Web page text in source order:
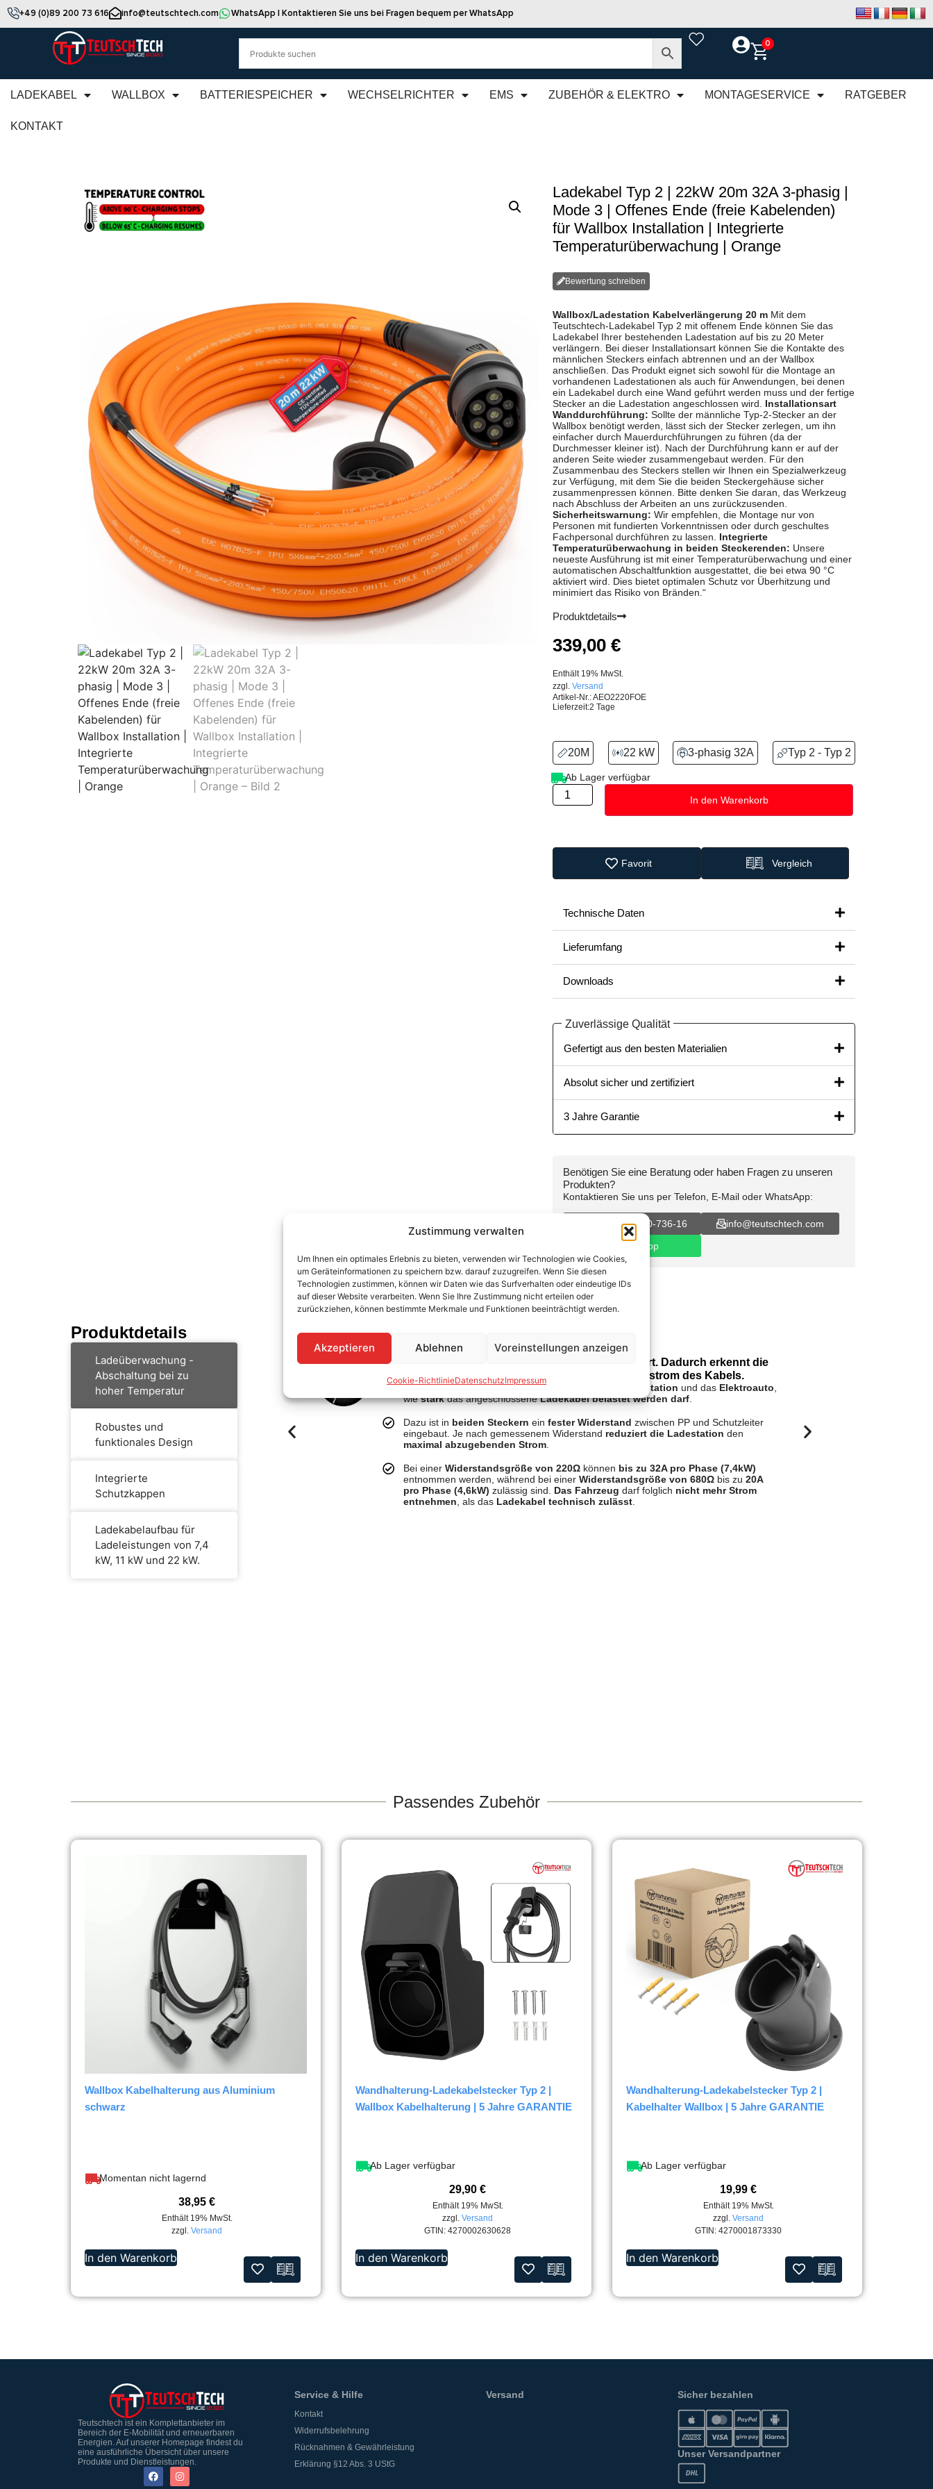
Zustimmung verwalten
Um Ihnen ein optimales Erlebnis zu bieten, verwenden wir Technologien wie Cookies,
um Geräteinformationen zu speichern bzw. darauf zuzugreifen. Wenn Sie diesen
Technologien zustimmen, können wir Daten wie das Surfverhalten oder eindeutige IDs
auf dieser Website verarbeiten. Wenn Sie Ihre Zustimmung nicht erteilen oder
zurückziehen, können bestimmte Merkmale und Funktionen beeinträchtigt werden.
Akzeptieren Ablehnen Voreinstellungen anzeigen
Cookie-RichtlinieDatenschutzImpressum
+49 (0)89 200 73 616 info@teutschtech.com WhatsApp | Kontaktieren Sie uns bei Fragen bequem per WhatsApp
0
LADEKABEL WALLBOX BATTERIESPEICHER WECHSELRICHTER EMS ZUBEHÖR & ELEKTRO MONTAGESERVICE RATGEBER
KONTAKT
Ladekabel Typ 2 | 22kW 20m 32A 3-phasig |
Mode 3 | Offenes Ende (freie Kabelenden)
für Wallbox Installation | Integrierte
Temperaturüberwachung | Orange
Bewertung schreiben
Wallbox/Ladestation Kabelverlängerung 20 m Mit dem
Teutschtech-Ladekabel Typ 2 mit offenem Ende können Sie das
Ladekabel Ihrer bestehenden Ladestation auf bis zu 20 Meter
verlängern. Bei dieser Installationsart können Sie die Kontakte des
männlichen Steckers einfach abtrennen und an der Wallbox
anschließen. Das Produkt eignet sich sowohl für die Montage an
vorhandenen Ladestationen als auch für Anwendungen, bei denen
ein Ladekabel durch eine Wand geführt werden muss und der fertige
Stecker an die Ladestation angeschlossen wird. Installationsart
Wanddurchführung: Sollte der männliche Typ-2-Stecker an der
Wallbox benötigt werden, lässt sich der Stecker zerlegen, um ihn
einfacher durch Mauerdurchführungen zu führen (da der
Durchmesser kleiner ist). Nach der Durchführung kann er auf der
anderen Seite wieder zusammengebaut werden. Für den
Zusammenbau des Steckers stellen wir Ihnen ein Spezialwerkzeug
zur Verfügung, mit dem Sie die beiden Steckergehäuse sicher
zusammenpressen können. Bitte denken Sie daran, das Werkzeug
nach Abschluss der Arbeiten an uns zurückzusenden.
Sicherheitswarnung: Wir empfehlen, die Montage nur von
Personen mit fundierten Vorkenntnissen oder durch geschultes
Fachpersonal durchführen zu lassen. Integrierte
Temperaturüberwachung in beiden Steckerenden: Unsere
neueste Ausführung ist mit einer Temperaturüberwachung und einer
automatischen Abschaltfunktion ausgestattet, die bei etwa 90 °C
aktiviert wird. Dies bietet optimalen Schutz vor Überhitzung und
minimiert das Risiko von Bränden.“
Produktdetails
339,00 €
Enthält 19% MwSt.
zzgl. Versand
Artikel-Nr.: AEO2220FOE
Lieferzeit:2 Tage
20M 22 kW 3-phasig 32A Typ 2 - Typ 2
Ab Lager verfügbar
In den Warenkorb
Favorit Vergleich
Technische Daten
Lieferumfang
Downloads
Zuverlässige Qualität
Gefertigt aus den besten Materialien​
Absolut sicher und zertifiziert
3 Jahre Garantie
Benötigen Sie eine Beratung oder haben Fragen zu unseren
Produkten?
Kontaktieren Sie uns per Telefon, E-Mail oder WhatsApp:
+49 (0) 89-200-736-16
info@teutschtech.com
WhatsApp
Produktdetails
Ladeüberwachung -
Abschaltung bei zu
hoher Temperatur
Robustes und
funktionales Design
Integrierte
Schutzkappen
Ladekabelaufbau für
Ladeleistungen von 7,4
kW, 11 kW und 22 kW.
Aus Sicherheitsgründen sind alle Ladekabel kodiert. Dadurch erkennt die
Wallbox automatisch den maximal möglichen Ladestrom des Kabels.
Über denPP-Kontakt(Plug Present) erkennt die Ladestation und das Elektroauto
wiestarkdas angeschlosseneLadekabel belastet werden darf
Dazu ist in beiden Steckern einfester Widerstand zwischen PP und Schutzleiter
eingebaut. Je nach gemessenem Widerstand reduziert die Ladestation den
maximal abzugebenden Strom
Bei einer Widerstandsgröße von 220Ω können bis zu 32A pro Phase (7,4kW)
entnommen werden, während bei einerWiderstandsgröße von 680Ω bis zu20A
pro Phase (4,6kW) zulässig sind. Das Fahrzeug darf folglich nicht mehr Strom
entnehmen , als das Ladekabel technisch zulässt
Passendes Zubehör
Wallbox Kabelhalterung aus Aluminium
schwarz
Momentan nicht lagernd
38,95 €
Enthält 19% MwSt.
zzgl. Versand
In den Warenkorb
Wandhalterung-Ladekabelstecker Typ 2 |
Wallbox Kabelhalterung | 5 Jahre GARANTIE
Ab Lager verfügbar
29,90 €
Enthält 19% MwSt.
zzgl. Versand
GTIN: 4270002630628
In den Warenkorb
Wandhalterung-Ladekabelstecker Typ 2 |
Kabelhalter Wallbox | 5 Jahre GARANTIE
Ab Lager verfügbar
19,99 €
Enthält 19% MwSt.
zzgl. Versand
GTIN: 4270001873330
In den Warenkorb
Teutschtech ist ein Komplettanbieter im
Bereich der E-Mobilität und erneuerbaren
Energien. Auf unserer Homepage findest du
eine ausführliche Übersicht über unsere
Produkte und Dienstleistungen.
Service & Hilfe
Kontakt
Widerrufsbelehrung
Rücknahmen & Gewährleistung
Erklärung §12 Abs. 3 UStG
Versand Sicher bezahlen
Unser Versandpartner